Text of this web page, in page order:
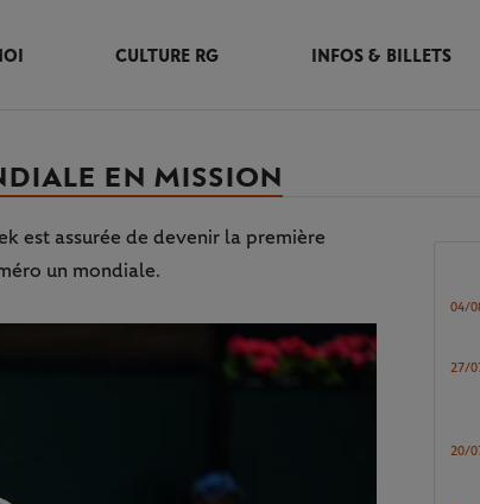
CULTURE RG INFOS & BILLETS
EN MISSION
est assurée de devenir la première
un mondiale.
04/
27/
20/